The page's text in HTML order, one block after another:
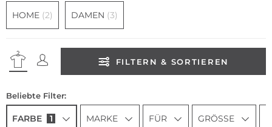
HOME (2) DAMEN (3)
FILTERN & SORTIEREN
Beliebte Filter:
FARBE 1 MARKE FÜR GRÖSSE